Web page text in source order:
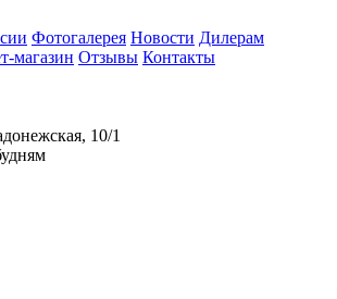
Фотогалерея Новости Дилерам
магазин Отзывы Контакты
10/1